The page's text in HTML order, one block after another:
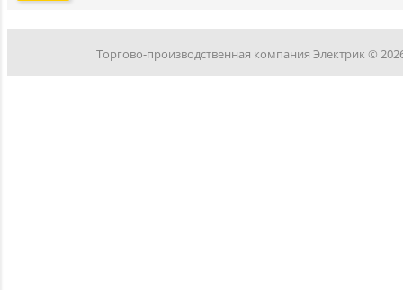
Торгово-производственная компания Электрик ©